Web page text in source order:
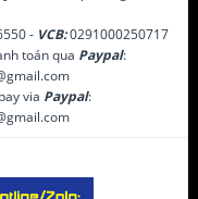
- VCB:0291000250717
toán qua Paypal:
via Paypal: